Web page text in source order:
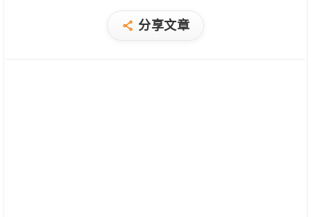
分享文章